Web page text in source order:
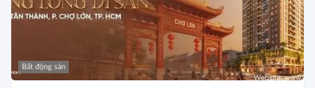
Bất động sản